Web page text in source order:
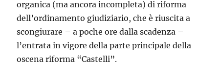
organica (ma ancora incompleta) di riforma
dell’ordinamento giudiziario, che è riuscita a
scongiurare – a poche ore dalla scadenza –
l’entrata in vigore della parte principale della
oscena riforma “Castelli”.